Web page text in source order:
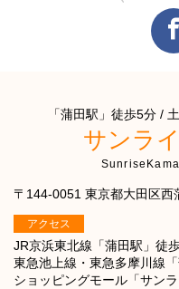
「蒲田駅」徒歩5分 /
サンラ
〒144-0051 東京都大田区西
アクセス
JR京浜東北線「蒲田駅」徒歩
東急池上線・東急多摩川線「
ショッピングモール「サン